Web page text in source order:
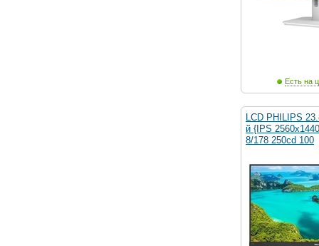
Есть на
LCD PHILIPS
й {IPS
8/178 250cd 100